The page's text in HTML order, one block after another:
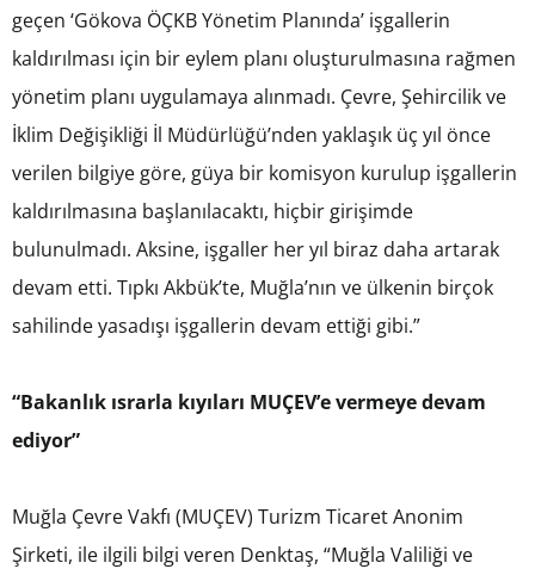
geçen ‘Gökova ÖÇKB Yönetim Planında’ işgallerin
kaldırılması için bir eylem planı oluşturulmasına rağmen
yönetim planı uygulamaya alınmadı. Çevre, Şehircilik ve
İklim Değişikliği İl Müdürlüğü’nden yaklaşık üç yıl önce
verilen bilgiye göre, güya bir komisyon kurulup işgallerin
kaldırılmasına başlanılacaktı, hiçbir girişimde
bulunulmadı. Aksine, işgaller her yıl biraz daha artarak
devam etti. Tıpkı Akbük’te, Muğla’nın ve ülkenin birçok
sahilinde yasadışı işgallerin devam ettiği gibi.”
“Bakanlık ısrarla kıyıları MUÇEV’e vermeye devam
ediyor”
Muğla Çevre Vakfı (MUÇEV) Turizm Ticaret Anonim
Şirketi, ile ilgili bilgi veren Denktaş, “Muğla Valiliği ve